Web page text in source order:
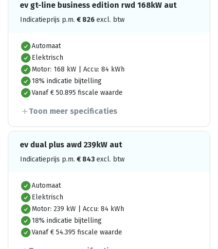
ev gt-line business edition rwd 168kW aut
Indicatieprijs p.m. € 826 excl. btw
Automaat
Elektrisch
Motor: 168 kW | Accu: 84 kWh
18% indicatie bijtelling
Vanaf € 50.895 fiscale waarde
Toon meer specificaties
ev dual plus awd 239kW aut
Indicatieprijs p.m. € 843excl. btw
Automaat
Elektrisch
Motor: 239 kW | Accu: 84 kWh
18% indicatie bijtelling
Vanaf € 54.395 fiscale waarde